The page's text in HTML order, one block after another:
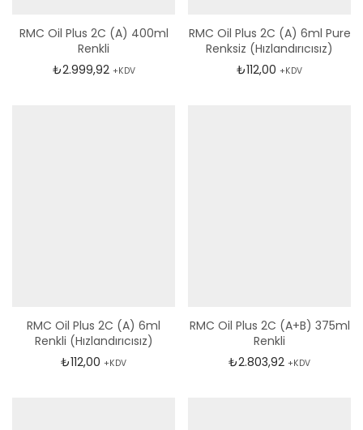
RMC Oil Plus 2C (A) 400ml
Renkli
₺2.999,92 +KDV
RMC Oil Plus 2C (A) 6ml Pure
Renksiz (Hızlandırıcısız)
₺112,00 +KDV
RMC Oil Plus 2C (A) 6ml
Renkli (Hızlandırıcısız)
₺112,00 +KDV
RMC Oil Plus 2C (A+B) 375ml
Renkli
₺2.803,92 +KDV